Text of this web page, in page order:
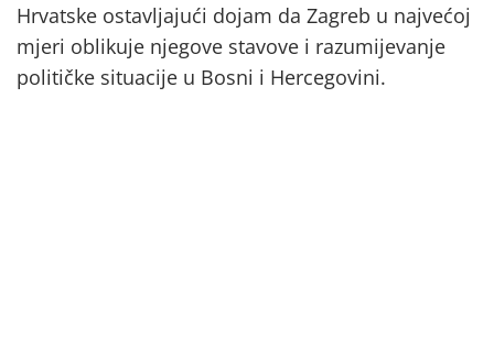
Hrvatske ostavljajući dojam da Zagreb u najvećoj
mjeri oblikuje njegove stavove i razumijevanje
političke situacije u Bosni i Hercegovini.